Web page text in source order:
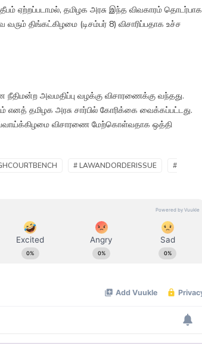
ஏற்றப்படாமல், தமிழக அரசு இந்த விவகாரம் தொடர்பாக
திங்கட்கிழமை (டிசம்பர் 8) விசாரிப்பதாக உச்ச
நீதிமன்ற அவமதிப்பு வழக்கு விசாரணைக்கு வந்தது.
தமிழக அரசு சார்பில் கோரிக்கை வைக்கப்பட்டது.
விசாரணை மேற்கொள்வதாக ஒத்தி
# LAWANDORDERISSUE
#